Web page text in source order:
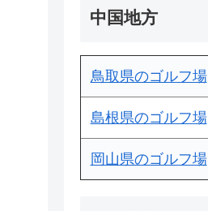
中国地方
鳥取県のゴルフ場
島根県のゴルフ場
岡山県のゴルフ場